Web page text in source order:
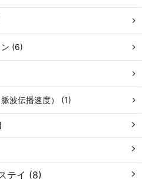
(6)
波伝播速度） (1)
テイ (8)